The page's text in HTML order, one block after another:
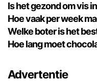
Is het gezond om vis
Hoe vaak per week
Welke boter is het
Hoe lang moet
Advertentie